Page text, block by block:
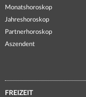
Monatshoroskop
Jahreshoroskop
Partnerhoroskop
Aszendent
FREIZEIT